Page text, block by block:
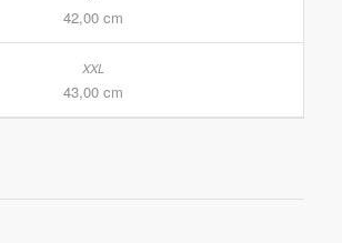
42,00 cm
43,00 cm